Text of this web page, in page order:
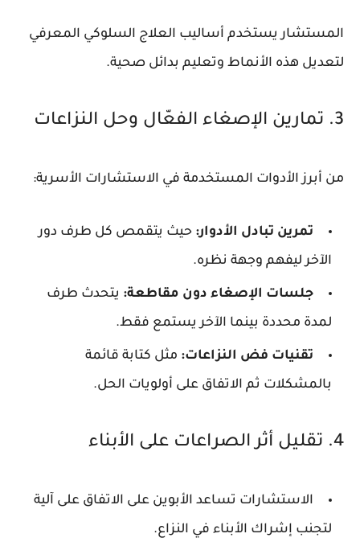
المستشار يستخدم أساليب العلاج السلوكي المعرفي
لتعديل هذه الأنماط وتعليم بدائل صحية.
3. تمارين الإصغاء الفعّال وحل النزاعات
من أبرز الأدوات المستخدمة في الاستشارات الأسرية:
تمرين تبادل الأدوار: حيث يتقمص كل طرف دور
الآخر ليفهم وجهة نظره.
جلسات الإصغاء دون مقاطعة: يتحدث طرف
لمدة محددة بينما الآخر يستمع فقط.
تقنيات فض النزاعات: مثل كتابة قائمة
بالمشكلات ثم الاتفاق على أولويات الحل.
4. تقليل أثر الصراعات على الأبناء
الاستشارات تساعد الأبوين على الاتفاق على آلية
لتجنب إشراك الأبناء في النزاع.